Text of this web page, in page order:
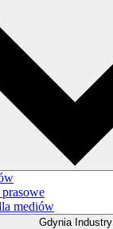
mediów
Gdynia Industry